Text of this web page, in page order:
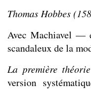
Thomas Hobbes
Avec Machiavel —
scandaleux de la
La première
version